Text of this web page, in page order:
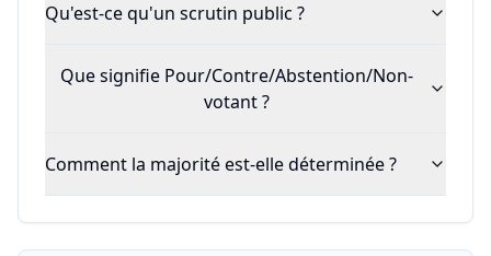
Qu'est-ce qu'un scrutin public ?
Que signifie Pour/Contre/Abstention/Non-
votant ?
Comment la majorité est-elle déterminée ?